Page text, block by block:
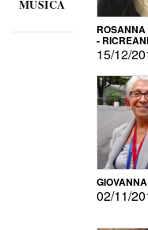
MUSICA
ROSANNA
-
15/12/
02/11/